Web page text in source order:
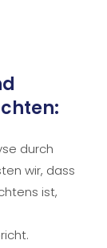
durch
wir, dass
ist,